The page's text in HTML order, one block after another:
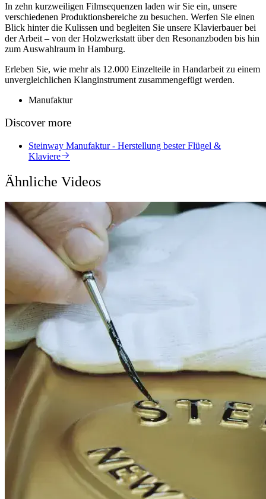
In zehn kurzweiligen Filmsequenzen laden wir Sie ein, unsere
verschiedenen Produktionsbereiche zu besuchen. Werfen Sie einen
Blick hinter die Kulissen und begleiten Sie unsere Klavierbauer bei
der Arbeit – von der Holzwerkstatt über den Resonanzboden bis hin
zum Auswahlraum in Hamburg.
Erleben Sie, wie mehr als 12.000 Einzelteile in Handarbeit zu einem
unvergleichlichen Klanginstrument zusammengefügt werden.
Manufaktur
Discover more
Steinway Manufaktur - Herstellung bester Flügel &
Klaviere
Ähnliche Videos